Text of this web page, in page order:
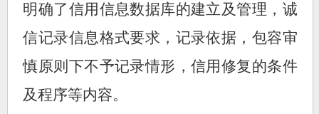
明确了信用信息数据库的建立及管理，诚
信记录信息格式要求，记录依据，包容审
慎原则下不予记录情形，信用修复的条件
及程序等内容。